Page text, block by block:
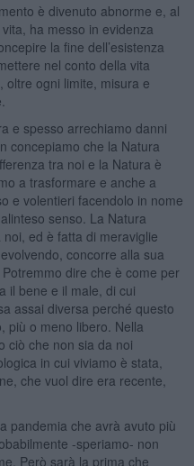
è divenuto abnorme e, al
ha messo in evidenza
la fine dell’esistenza
nel conto della vita
oltre ogni limite, misura e
e spesso arrechiamo danni
concepiamo che la Natura
tra noi e la Natura è
a trasformare e anche a
e volentieri facendolo in nome
senso. La Natura
ed è fatta di meraviglie
concorre alla sua
dire che è come per
il bene e il male, di cui
assai diversa perché questo
più o meno libero. Nella
ciò che non sia da noi
in cui viviamo è stata,
che vuol dire era recente,
pandemia che avrà avuto più
-speriamo- non
Però sarà la prima che